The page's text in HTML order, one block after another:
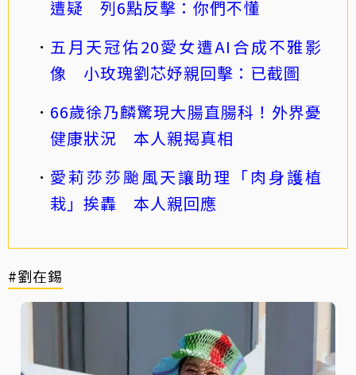
遭疑 列6點反擊：你們不懂
五月天冠佑20愛女遭AI合成不雅影
像 小玫瑰劉芯妤親回擊：已截圖
66歲徐乃麟驚現大腸直腸科！外界憂
健康狀況 本人親揭真相
愛莉莎莎颱風天讓助理「肉身護植
栽」挨轟 本人親回應
#劉在錫